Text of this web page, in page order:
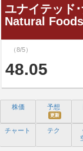
ユナイテッド
Natural Foods
（8/5）
48.05
株価 予想
更新
チャート テク